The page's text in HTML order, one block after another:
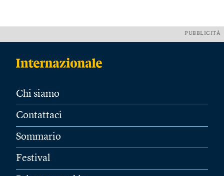
PUBBLICITÀ
Chi siamo
Contattaci
Sommario
Festival